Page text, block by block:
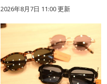
2026年8月7日 11:00更新